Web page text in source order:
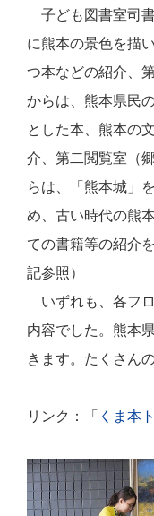
子ども図書室司
に熊本の景色を描
つ本などの紹介、
からは、熊本県民
とした本、熊本の
介、第二閲覧室（
らは、「熊本城」
め、古い時代の熊
ての書籍等の紹介
記参照）
いずれも、各フ
内容でした。熊本
きます。たくさん
リンク：「 くま本